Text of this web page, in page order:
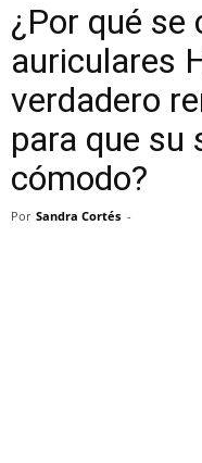
¿Por qué se
auriculares
verdadero
para que su
cómodo?
Por Sandra Cortés -